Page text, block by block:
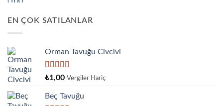
EN ÇOK SATILANLAR
Orman Tavuğu Civcivi
5 üzerinden
₺1,00 Vergiler Hariç
Beç Tavuğu